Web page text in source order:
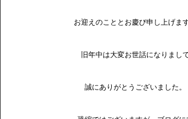
お迎えのこととお慶び申し上げます
旧年中は大変お世話になりまし
誠にありがとうございました。